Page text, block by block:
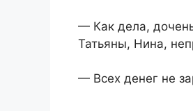
— Как дела,
Татьяны, Нина,
— Всех денег не